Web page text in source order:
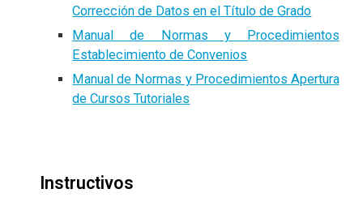
Corrección de Datos en el Título de Grado
Manual de Normas y Procedimientos
Establecimiento de Convenios
Manual de Normas y Procedimientos Apertura
de Cursos Tutoriales
Instructivos